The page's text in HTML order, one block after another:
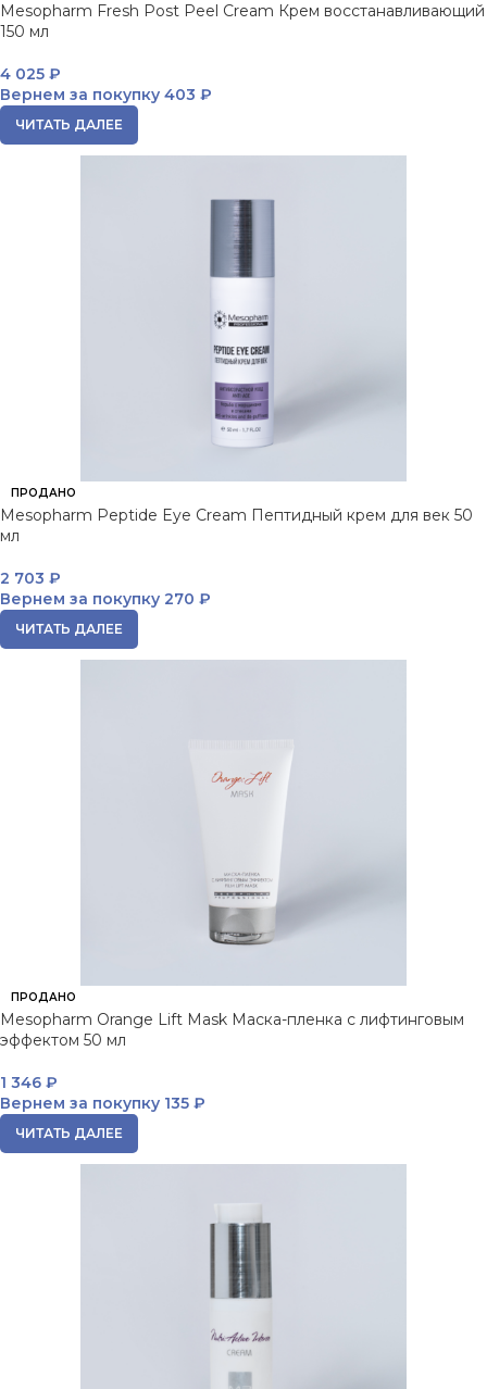
Mesopharm Fresh Post Peel Cream Крем восстанавливающий
150 мл
4 025 ₽
Вернем за покупку 403 ₽
ЧИТАТЬ ДАЛЕЕ
ПРОДАНО
Mesopharm Peptide Eye Cream Пептидный крем для век 50
мл
2 703 ₽
Вернем за покупку 270 ₽
ЧИТАТЬ ДАЛЕЕ
ПРОДАНО
Mesopharm Orange Lift Mask Маска-пленка с лифтинговым
эффектом 50 мл
1 346 ₽
Вернем за покупку 135 ₽
ЧИТАТЬ ДАЛЕЕ